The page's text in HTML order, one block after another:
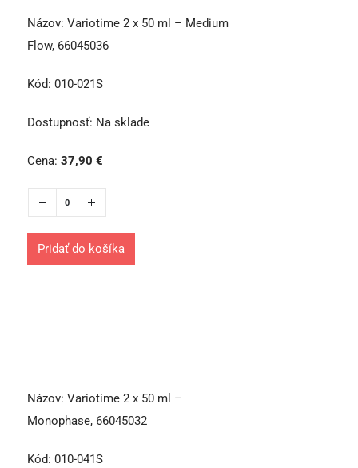
Názov: Variotime 2 x 50 ml – Medium
Flow, 66045036
Kód: 010-021S
Dostupnosť: Na sklade
Cena: 37,90 €
Pridať do košíka
Názov: Variotime 2 x 50 ml –
Monophase, 66045032
Kód: 010-041S